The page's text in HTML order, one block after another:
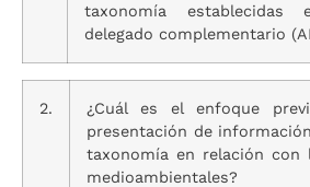
taxonomía
delegado complementario
2.
¿Cuál es el enfoque
presentación de
taxonomía en relación con
medioambientales?